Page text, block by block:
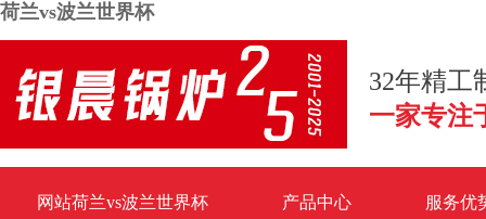
荷兰vs波兰世界杯
32年精
一家专注
网站荷兰vs波兰世界杯 产品中心 服务优